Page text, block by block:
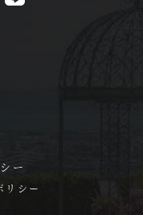
ー
リシー